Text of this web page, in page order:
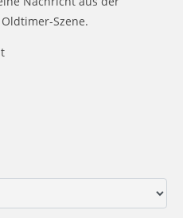
Szene.